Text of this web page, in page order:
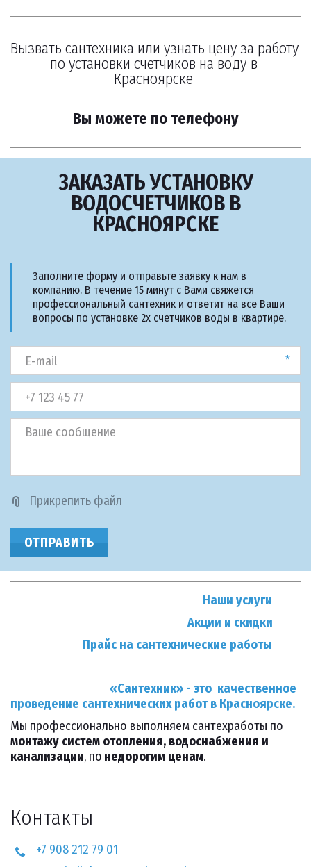
Вызвать сантехника или узнать цену за работу
по установки счетчиков на воду в
Красноярске
Вы можете по телефону
ЗАКАЗАТЬ УСТАНОВКУ
ВОДОСЧЕТЧИКОВ В
КРАСНОЯРСКЕ
Заполните форму и отправьте заявку к нам в
компанию. В течение 15 минут с Вами свяжется
профессиональный сантехник и ответит на все Ваши
вопросы по установке 2х счетчиков воды в квартире.
*
Прикрепить файл
ОТПРАВИТЬ
Наши услуги
Акции и скидки
Прайс на сантехнические работы
«Сантехник» - это  качественное
проведение сантехнических работ в Красноярске.
монтажу систем отопления, водоснабжения и
канализации, по недорогим ценам.
Контакты
+7 908 212 79 01